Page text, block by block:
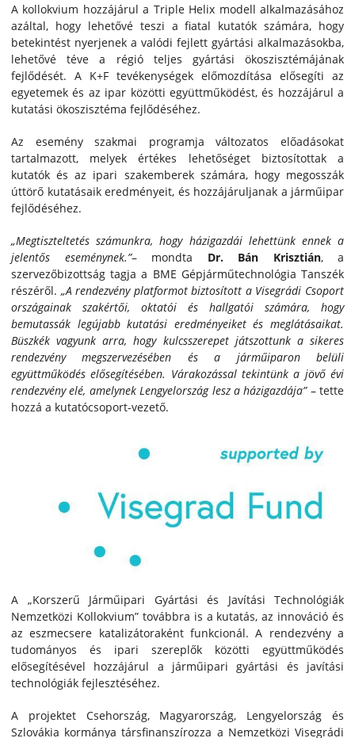
A kollokvium hozzájárul a Triple Helix modell alkalmazásához
azáltal, hogy lehetővé teszi a fiatal kutatók számára, hogy
betekintést nyerjenek a valódi fejlett gyártási alkalmazásokba,
lehetővé téve a régió teljes gyártási ökoszisztémájának
fejlődését. A K+F tevékenységek előmozdítása elősegíti az
egyetemek és az ipar közötti együttműködést, és hozzájárul a
kutatási ökoszisztéma fejlődéséhez.
Az esemény szakmai programja változatos előadásokat
tartalmazott, melyek értékes lehetőséget biztosítottak a
kutatók és az ipari szakemberek számára, hogy megosszák
úttörő kutatásaik eredményeit, és hozzájáruljanak a járműipar
fejlődéséhez.
„Megtiszteltetés számunkra, hogy házigazdái lehettünk ennek a
jelentős eseménynek.”– mondta Dr. Bán Krisztián, a
szervezőbizottság tagja a BME Gépjárműtechnológia Tanszék
részéről. „A rendezvény platformot biztosított a Visegrádi Csoport
országainak szakértői, oktatói és hallgatói számára, hogy
bemutassák legújabb kutatási eredményeiket és meglátásaikat.
Büszkék vagyunk arra, hogy kulcsszerepet játszottunk a sikeres
rendezvény megszervezésében és a járműiparon belüli
együttműködés elősegítésében. Várakozással tekintünk a jövő évi
rendezvény elé, amelynek Lengyelország lesz a házigazdája” – tette
hozzá a kutatócsoport-vezető.
A „Korszerű Járműipari Gyártási és Javítási Technológiák
Nemzetközi Kollokvium” továbbra is a kutatás, az innováció és
az eszmecsere katalizátoraként funkcionál. A rendezvény a
tudományos és ipari szereplők közötti együttműködés
elősegítésével hozzájárul a járműipari gyártási és javítási
technológiák fejlesztéséhez.
A projektet Csehország, Magyarország, Lengyelország és
Szlovákia kormánya társfinanszírozza a Nemzetközi Visegrádi